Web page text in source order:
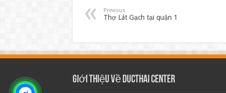
Previous
Thợ Lát Gạch tại quận 1
Giới thiệu về Ducthai Center